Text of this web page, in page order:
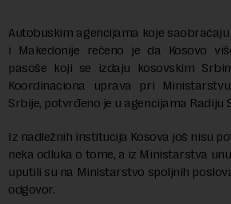
Autobuskim agencijama koje saobraćaju
i Makedonije rečeno je da Kosovo
pasoše koji se izdaju kosovskim
Koordinaciona uprava pri
Srbije, potvrđeno je u agencijama Radiju
Iz nadležnih institucija Kosova još nisu
neka odluka o tome, a iz Ministarstva
uputili su na Ministarstvo spoljnih
odgovor.